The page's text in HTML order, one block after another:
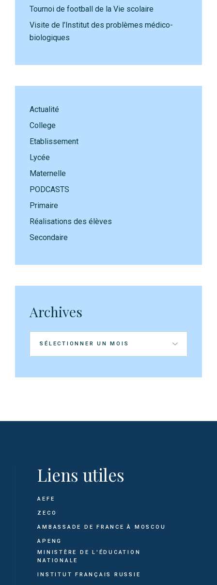
Tournoi de football de la Vie scolaire
Visite de l’Institut des problèmes médico-
biologiques
Actualité
College
Etablissement
Lycée
Maternelle
PODCASTS
Primaire
Réalisations des élèves
Secondaire
Archives
Archives
Liens utiles
AEFE
ZECO
AMBASSADE DE FRANCE À MOSCOU
APENG
MINISTÈRE DE L'ÉDUCATION
NATIONALE
INSTITUT FRANÇAIS RUSSIE